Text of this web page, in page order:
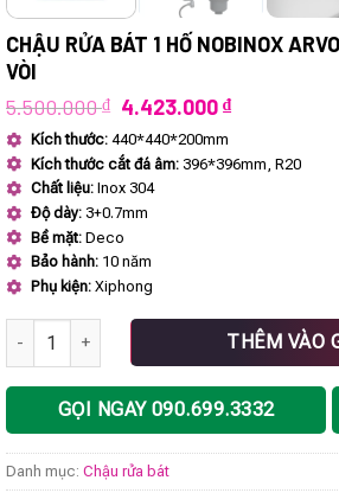
CHẬU RỬA BÁT 1 HỐ NOBINOX
VÒI
5.500.000₫ Giá
là:
5.500.000 ₫.
4.423.000₫Giá
là:
Kích thước: 440*440*200mm
Kích thước cắt đá âm: 396*396mm, R20
Chất liệu: Inox 304
Độ dày: 3+0.7mm
Bề mặt: Deco
Bảo hành: 10 năm
Phụ kiện: Xiphong
CHẬU RỬA BÁT 1 HỐ NOBINOX ARVO
THÊM VÀO
GỌI NGAY 090.699.3332
Danh mục: Chậu rửa bát